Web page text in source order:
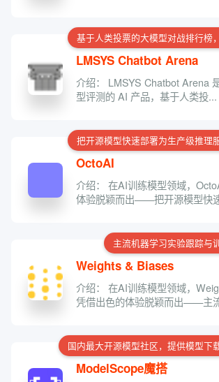
基于人类投票的大模型对战排行榜
LMSYS Chatbot Arena
介绍： LMSYS Chatbot Arena
型评测的 AI 产品，基于人类投...
把开源模型快速部署为生产级推理
OctoAI
介绍： 在AI训练模型领域，
体验脱颖而出——把开源模型快
主流机器学习实验跟踪与
Weights & Biases
介绍： 在AI训练模型领域，
凭借出色的体验脱颖而出——主
国内最大开源模型社区，提供模型下
ModelScope魔搭